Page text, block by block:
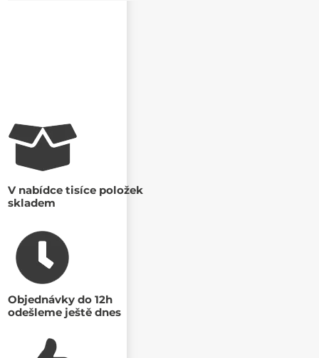
V nabídce tisíce položek
skladem
Objednávky do 12h
odešleme ještě dnes